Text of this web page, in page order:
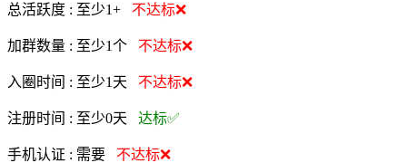
总活跃度 : 至少1+ 不达标❌
加群数量 : 至少1个 不达标❌
入圈时间 : 至少1天 不达标❌
注册时间 : 至少0天 达标✅
手机认证 : 需要 不达标❌